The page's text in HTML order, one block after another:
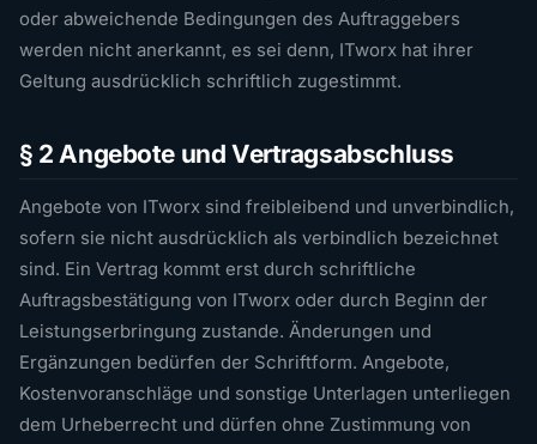
oder abweichende Bedingungen des Auftraggebers
werden nicht anerkannt, es sei denn, ITworx hat ihrer
Geltung ausdrücklich schriftlich zugestimmt.
§ 2 Angebote und Vertragsabschluss
Angebote von ITworx sind freibleibend und unverbindlich,
sofern sie nicht ausdrücklich als verbindlich bezeichnet
sind. Ein Vertrag kommt erst durch schriftliche
Auftragsbestätigung von ITworx oder durch Beginn der
Leistungserbringung zustande. Änderungen und
Ergänzungen bedürfen der Schriftform. Angebote,
Kostenvoranschläge und sonstige Unterlagen unterliegen
dem Urheberrecht und dürfen ohne Zustimmung von